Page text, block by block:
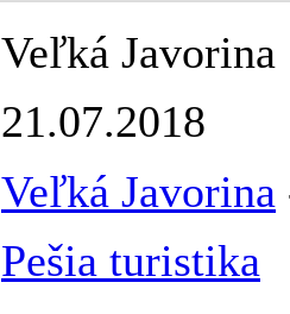
Veľká Javorina
21.07.2018
Veľká Javorina
Pešia turistika